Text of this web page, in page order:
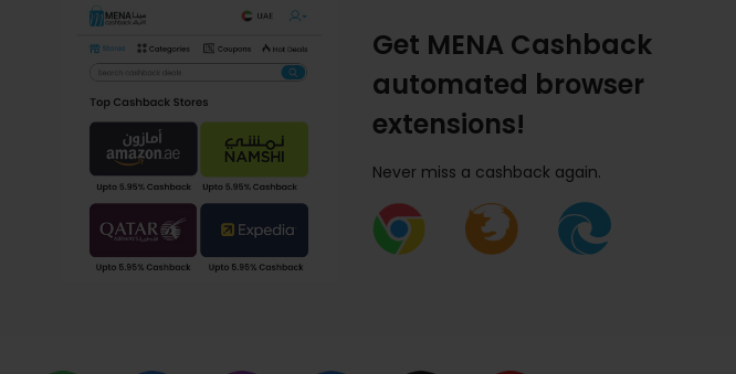
Get MENA Cashback
automated browser
extensions!
Never miss a cashback again.